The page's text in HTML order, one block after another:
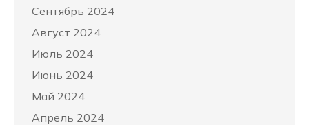
Сентябрь 2024
Август 2024
Июль 2024
Июнь 2024
Май 2024
Апрель 2024